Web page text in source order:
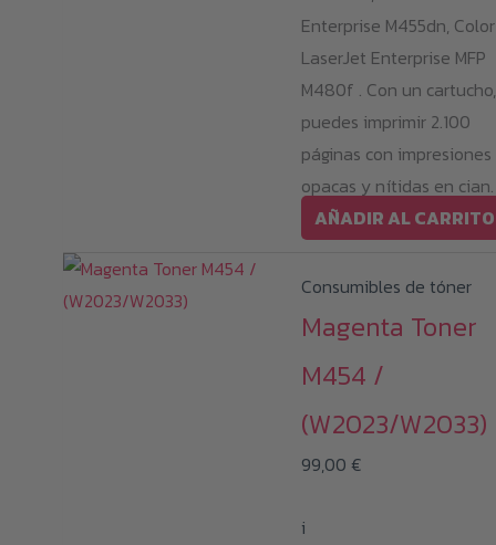
Enterprise M455dn, Color
LaserJet Enterprise MFP
M480f . Con un cartucho,
puedes imprimir 2.100
páginas con impresiones
opacas y nítidas en cian.
AÑADIR AL CARRITO
Consumibles de tóner
Magenta Toner
M454 /
(W2023/W2033)
99,00 €
i